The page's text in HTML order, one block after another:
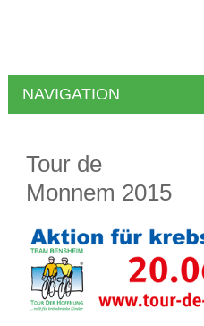
NAVIGATION
Tour de
Monnem 2015